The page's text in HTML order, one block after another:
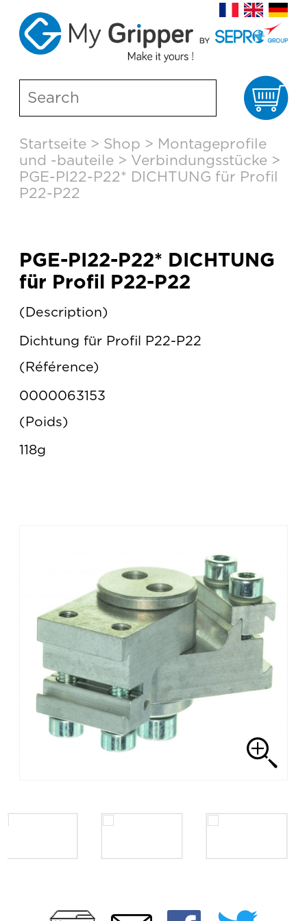
content
Startseite > Shop > Montageprofile
und -bauteile > Verbindungsstücke >
PGE-PI22-P22* DICHTUNG für Profil
P22-P22
PGE-PI22-P22* DICHTUNG
für Profil P22-P22
Description
Dichtung für Profil P22-P22
Référence
0000063153
Poids
118g